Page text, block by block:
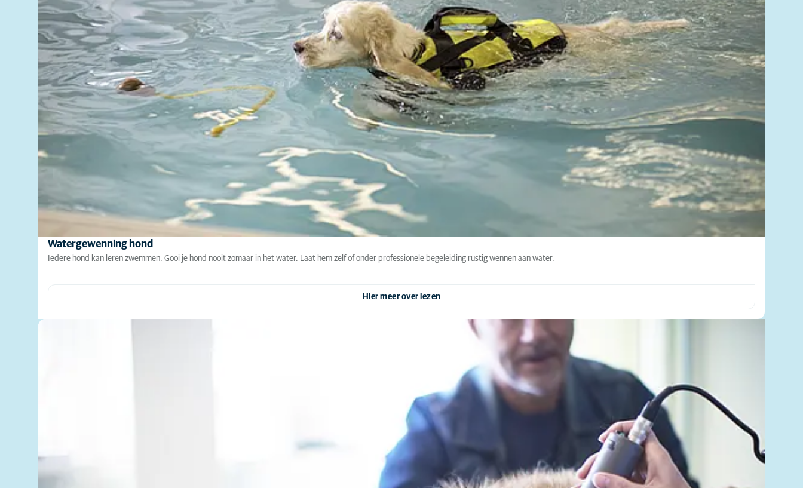
Watergewenning hond
Iedere hond kan leren zwemmen. Gooi je hond nooit zomaar in het water. Laat hem zelf of onder professionele begeleiding rustig wennen aan water.
Hier meer over lezen